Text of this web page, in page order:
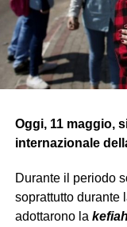
Oggi, 11 maggio,
internazionale
Durante il periodo
soprattutto durante
adottarono la kefiah